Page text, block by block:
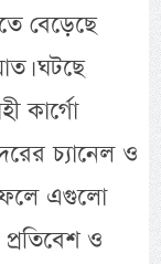
বেড়েছে
ঘটছে
কার্গো
চ্যানেল ও
ফলে এগুলো
ও